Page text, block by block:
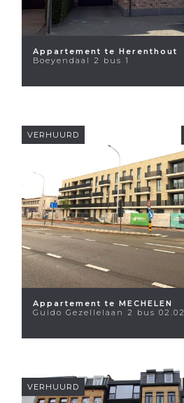
Appartement te Herenthout
Boeyendaal 2 bus 1
VERHUURD
Appartement te MECHELEN
Guido Gezellelaan 2 bus 02.02
VERHUURD